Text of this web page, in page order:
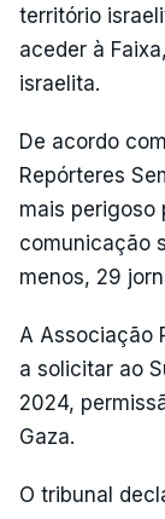
território
aceder à
israelita.
De acordo
Repórteres
mais perigoso
comunicação
menos, 29
A Associação
a solicitar ao
2024,
Gaza.
O tribunal